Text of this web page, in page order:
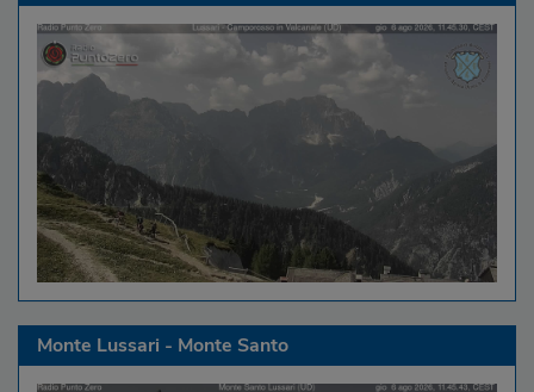
Monte Lussari - Monte Santo